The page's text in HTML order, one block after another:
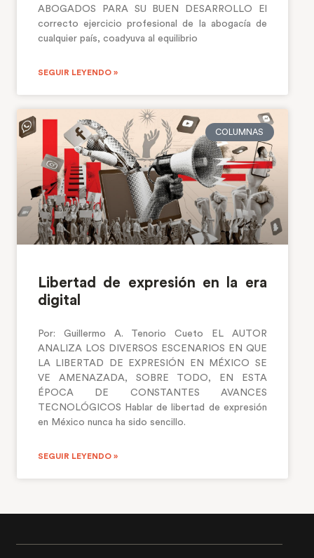
ABOGADOS PARA SU BUEN DESARROLLO El
correcto ejercicio profesional de la abogacía de
cualquier país, coadyuva al equilibrio
SEGUIR LEYENDO »
COLUMNAS
Libertad de expresión en la era
digital
Por: Guillermo A. Tenorio Cueto EL AUTOR
ANALIZA LOS DIVERSOS ESCENARIOS EN QUE
LA LIBERTAD DE EXPRESIÓN EN MÉXICO SE
VE AMENAZADA, SOBRE TODO, EN ESTA
ÉPOCA DE CONSTANTES AVANCES
TECNOLÓGICOS Hablar de libertad de expresión
en México nunca ha sido sencillo.
SEGUIR LEYENDO »